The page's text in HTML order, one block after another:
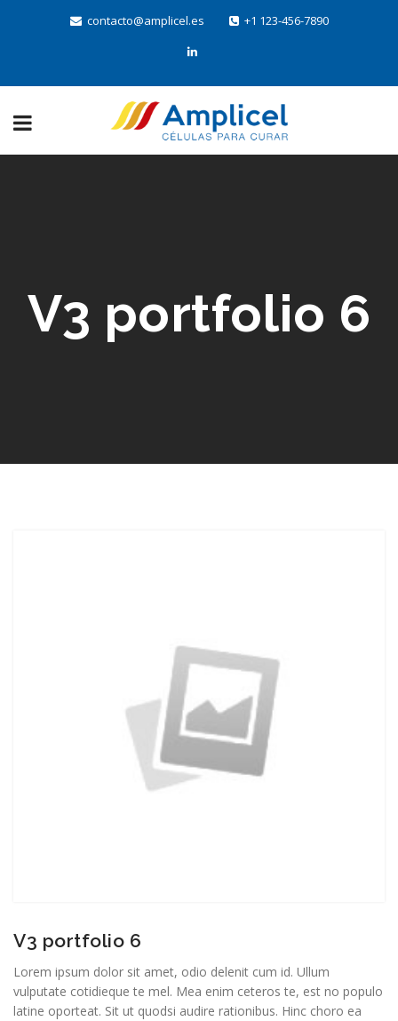
contacto@amplicel.es +1 123-456-7890
V3 portfolio 6
V3 portfolio 6
Lorem ipsum dolor sit amet, odio delenit cum id. Ullum
vulputate cotidieque te mel. Mea enim ceteros te, est no populo
latine oporteat. Sit ut quodsi audire rationibus. Hinc choro ea